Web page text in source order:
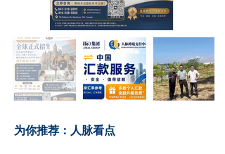
​为你推荐：人脉看点